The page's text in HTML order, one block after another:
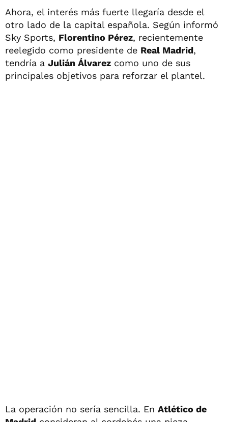
Ahora, el interés más fuerte llegaría desde el
otro lado de la capital española. Según informó
Sky Sports, Florentino Pérez, recientemente
reelegido como presidente de Real Madrid,
tendría a Julián Álvarez como uno de sus
principales objetivos para reforzar el plantel.
La operación no sería sencilla. En Atlético de